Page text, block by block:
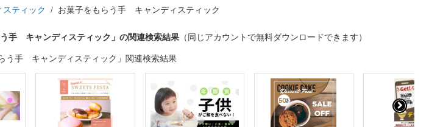
ティック お菓子をもらう手 キャンディスティック
手 キャンディスティック」の関連検索結果 （同じアカウントで無料ダウンロードできます）
う手 キャンディスティック」関連検索結果